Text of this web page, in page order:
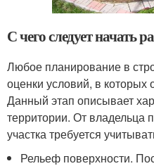
С чего следует начать
Любое планирование в
оценки условий, в которых
Данный этап описывает
территории. От владельца
участка требуется
Рельеф поверхности.